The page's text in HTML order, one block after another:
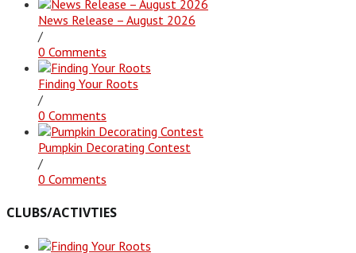
News Release – August 2026
/
0 Comments
Finding Your Roots
/
0 Comments
Pumpkin Decorating Contest
/
0 Comments
CLUBS/ACTIVTIES